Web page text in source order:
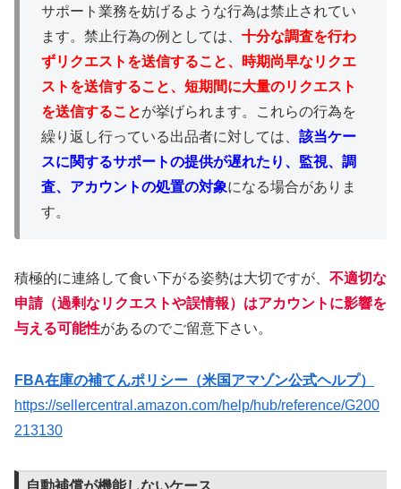
サポート業務を妨げるような行為は禁止されてい
ます。禁止行為の例としては、 十分な調査を行わ
ずリクエストを送信すること、時期尚早なリクエ
ストを送信すること、短期間に大量のリクエスト
を送信することが挙げられます。これらの行為を
繰り返し行っている出品者に対しては、 該当ケー
スに関するサポートの提供が遅れたり、監視、調
査、アカウントの処置の対象になる場合がありま
す。
積極的に連絡して食い下がる姿勢は大切ですが、 不適切な
申請（過剰なリクエストや誤情報）はアカウントに影響を
与える可能性があるのでご留意下さい。
FBA在庫の補てんポリシー（米国アマゾン公式ヘルプ）
https://sellercentral.amazon.com/help/hub/reference/G200
213130